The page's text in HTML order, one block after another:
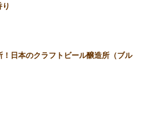
日本のクラフトビール醸造所（ブル